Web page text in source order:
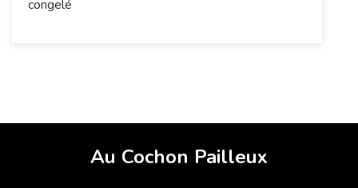
congelé
Au Cochon Pailleux